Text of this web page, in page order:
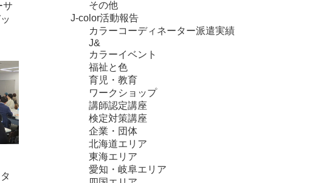
サ
その他
J-color活動報告
カラーコーディネーター派遣実績
J&
カラーイベント
福祉と色
育児・教育
ワークショップ
講師認定講座
検定対策講座
企業・団体
北海道エリア
東海エリア
愛知・岐阜エリア